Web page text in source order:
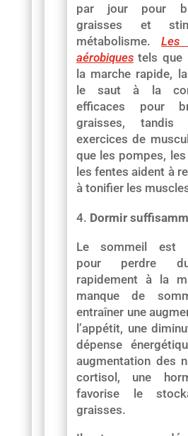
par jour pour
graisses et
métabolisme. Les
aérobiquestels que
la marche rapide,
le saut à la
efficaces pour
graisses,
exercices de
que les pompes,
les fentes aident à
à tonifier les
Dormir
Le sommeil est
pour perdre
rapidement à la
manque de
entraîner une
l’appétit, une
dépense
augmentation des
cortisol, une
favorise le
graisses.